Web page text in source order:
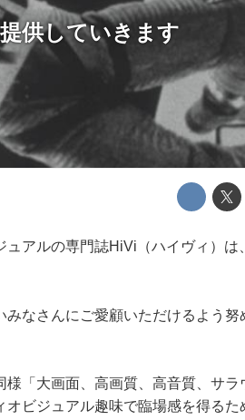
供していきます
アルの専門誌HiVi（ハイヴィ）は
なさんにご愛顧いただけるよう努
「大画面、高画質、高音質、サラ
ビジュアル趣味で臨場感を得るた